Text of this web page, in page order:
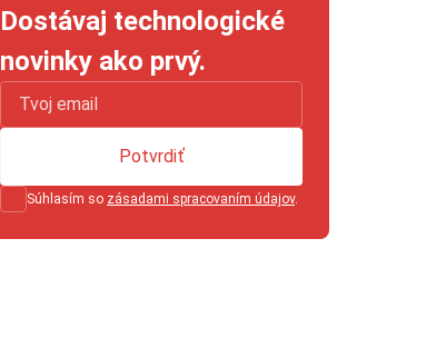
Dostávaj technologické
novinky ako prvý.
Súhlasím so zásadami spracovaním údajov.
Potvrdiť